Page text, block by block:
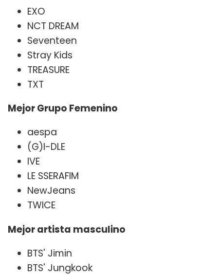
EXO
NCT DREAM
Seventeen
Stray Kids
TREASURE
TXT
Mejor Grupo Femenino
aespa
(G)I-DLE
IVE
LE SSERAFIM
NewJeans
TWICE
Mejor artista masculino
BTS' Jimin
BTS' Jungkook